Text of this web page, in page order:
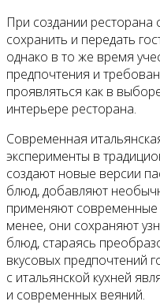
При создании ресторана
сохранить и передать
однако в то же время
предпочтения и
проявляться как в
интерьере ресторана.
Современная
эксперименты в
создают новые версии
блюд, добавляют
применяют современные
менее, они сохраняют
блюд, стараясь
вкусовых предпочтений
с итальянской кухней
и современных веяний.